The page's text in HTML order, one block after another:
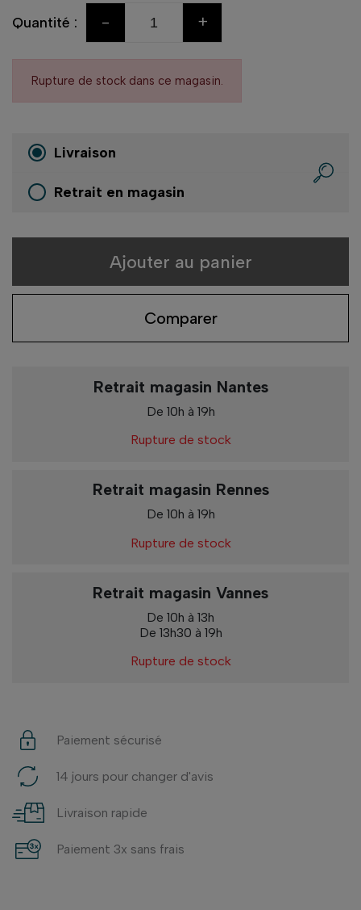
Quantité : - +
Rupture de stock dans ce magasin.
Livraison
Retrait en magasin
Ajouter au panier
Comparer
Retrait magasin Nantes
De 10h à 19h
Rupture de stock
Retrait magasin Rennes
De 10h à 19h
Rupture de stock
Retrait magasin Vannes
De 10h à 13h
De 13h30 à 19h
Rupture de stock
Paiement sécurisé
14 jours pour changer d'avis
Livraison rapide
Paiement 3x sans frais